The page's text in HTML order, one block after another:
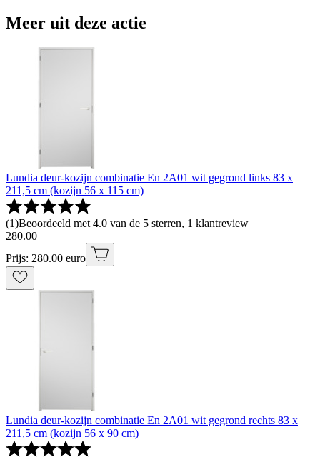
Meer uit deze actie
Lundia deur-kozijn combinatie En 2A01 wit gegrond links 83 x
211,5 cm (kozijn 56 x 115 cm)
(1)Beoordeeld met 4.0 van de 5 sterren, 1 klantreview
280.00
Prijs: 280.00 euro
Lundia deur-kozijn combinatie En 2A01 wit gegrond rechts 83 x
211,5 cm (kozijn 56 x 90 cm)